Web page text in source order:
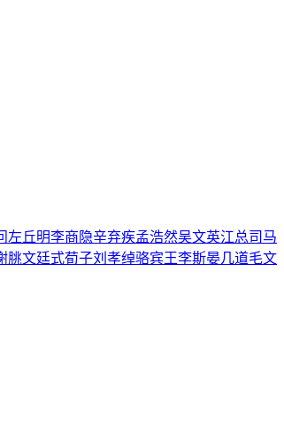
左丘明李商隐辛弃疾孟浩然吴文英江总司马
朓文廷式荀子刘孝绰骆宾王李斯晏几道毛文